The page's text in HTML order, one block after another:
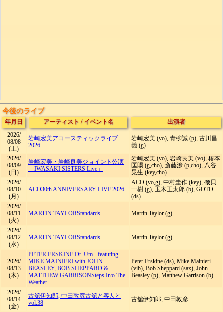
今後のライブ
年月日 アーティスト / イベント名
出演者
2026/
08/08
(土)
岩崎宏美アコースティックライブ
2026
岩崎宏美 (vo), 青柳誠 (p), 古川昌
義 (g)
2026/
08/09
(日)
岩崎宏美・岩崎良美ジョイント公演
「IWASAKI SISTERS Live」
岩崎宏美 (vo), 岩崎良美 (vo), 椿本
匡賜 (g,cho), 斎藤渉 (p,cho), 八谷
晃生 (key,cho)
2026/
08/10
(月)
ACO30th ANNIVERSARY LIVE 2026
ACO (vo,g), 中村圭作 (key), 磯貝
一樹 (g), 玉木正太郎 (b), GOTO
(ds)
2026/
08/11
(火)
MARTIN TAYLORStandards Martin Taylor (g)
2026/
08/12
(水)
MARTIN TAYLORStandards Martin Taylor (g)
2026/
08/13
(木)
PETER ERSKINE Dr. Um - featuring
MIKE MAINIERI with JOHN
BEASLEY, BOB SHEPPARD &
MATTHEW GARRISONSteps Into The
Weather
Peter Erskine (ds), Mike Mainieri
(vib), Bob Sheppard (sax), John
Beasley (p), Matthew Garrison (b)
2026/
08/14
(金)
古舘伊知郎, 中田敦彦古舘と客人と
vol.38
古舘伊知郎, 中田敦彦